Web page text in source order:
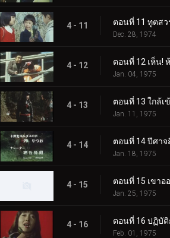
4 - 11
Dec. 28, 1974
4 - 12
Jan. 04, 1975
4 - 13
Jan. 11, 1975
4 - 14
Jan. 18, 1975
4 - 15
Jan. 25, 1975
4 - 16
Feb. 01, 1975